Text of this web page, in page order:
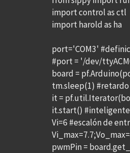
import control as ctl
import harold as ha
port='COM3'
#port = '/dev/
board =
tm.sleep(1)
it =
it.start()
Vi=6 #escalón de
pwmPin =